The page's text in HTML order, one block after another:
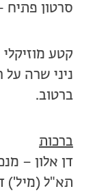
סרטון פתיח
קטע
ניני שרה על
ברטוב.
ברכות
דן אלון –
תא"ל (מיל')